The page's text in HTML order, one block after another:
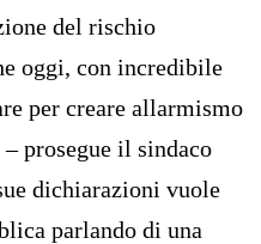
del rischio
oggi, con incredibile
per creare allarmismo
prosegue il sindaco
dichiarazioni vuole
parlando di una